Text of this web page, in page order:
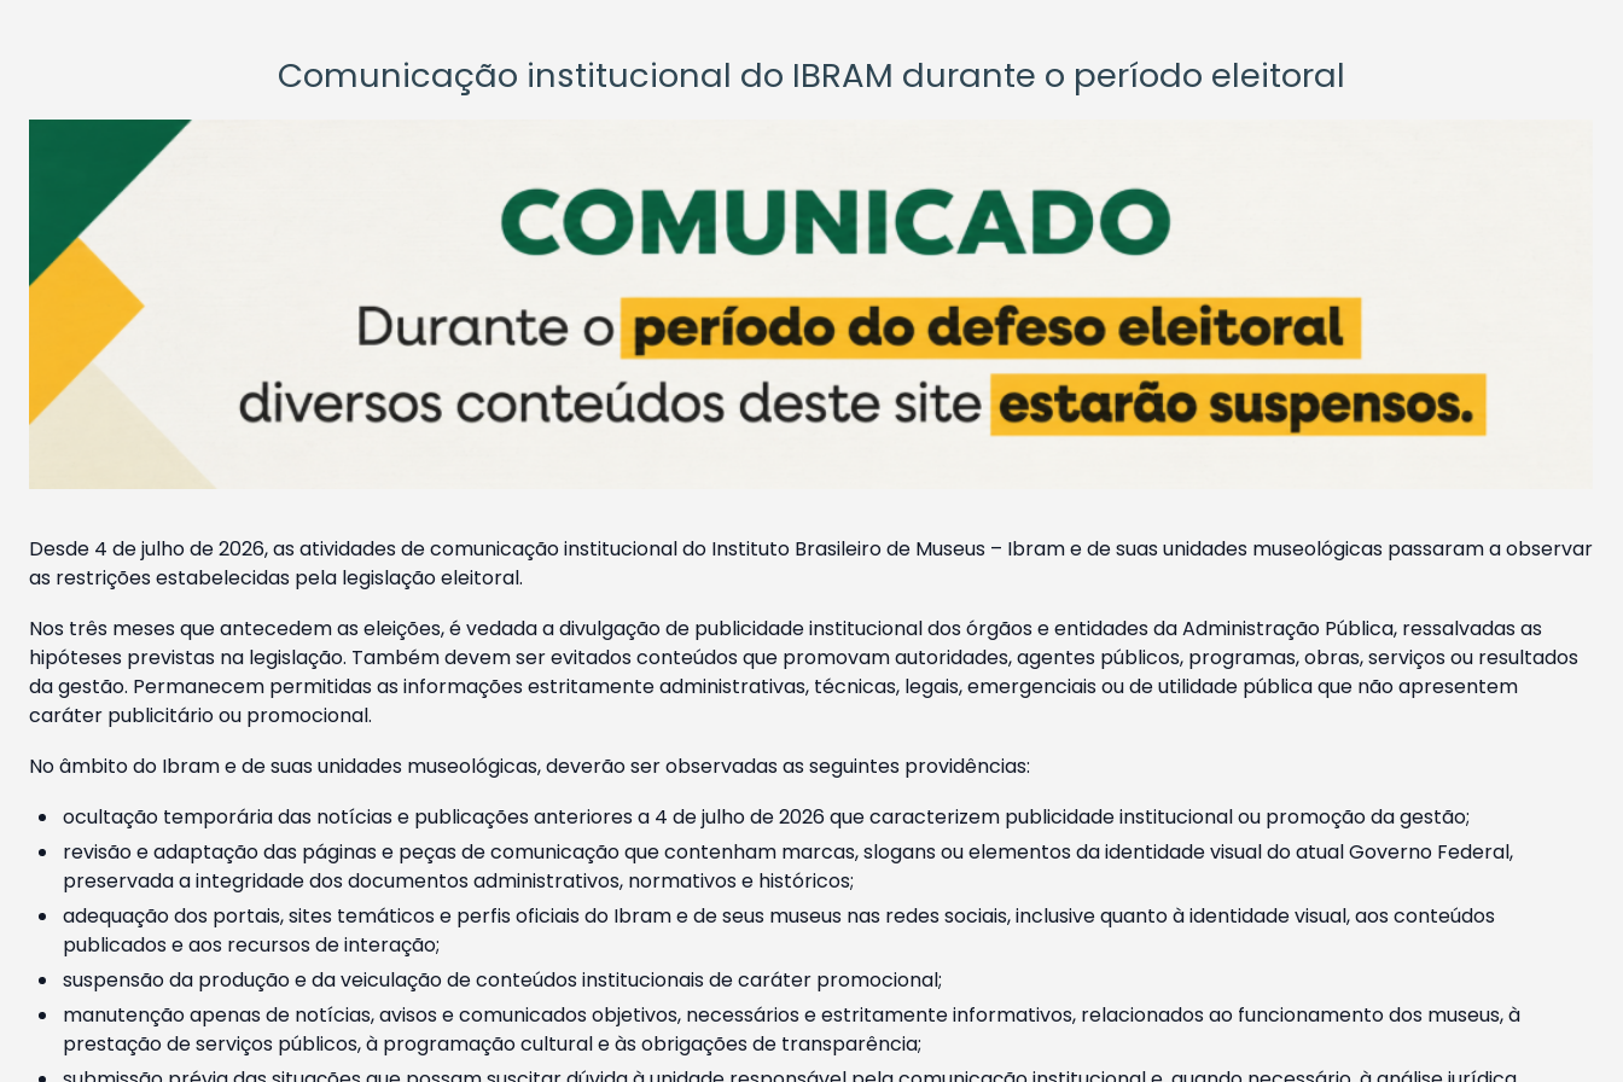
Comunicação institucional do IBRAM durante o período eleitoral
Desde 4 de julho de 2026, as atividades de comunicação institucional do Instituto Brasileiro de Museus – Ibram e de suas unidades museológicas passaram a observar
as restrições estabelecidas pela legislação eleitoral.
Nos três meses que antecedem as eleições, é vedada a divulgação de publicidade institucional dos órgãos e entidades da Administração Pública, ressalvadas as
hipóteses previstas na legislação. Também devem ser evitados conteúdos que promovam autoridades, agentes públicos, programas, obras, serviços ou resultados
da gestão. Permanecem permitidas as informações estritamente administrativas, técnicas, legais, emergenciais ou de utilidade pública que não apresentem
caráter publicitário ou promocional.
No âmbito do Ibram e de suas unidades museológicas, deverão ser observadas as seguintes providências:
ocultação temporária das notícias e publicações anteriores a 4 de julho de 2026 que caracterizem publicidade institucional ou promoção da gestão;
revisão e adaptação das páginas e peças de comunicação que contenham marcas, slogans ou elementos da identidade visual do atual Governo Federal,
preservada a integridade dos documentos administrativos, normativos e históricos;
adequação dos portais, sites temáticos e perfis oficiais do Ibram e de seus museus nas redes sociais, inclusive quanto à identidade visual, aos conteúdos
publicados e aos recursos de interação;
suspensão da produção e da veiculação de conteúdos institucionais de caráter promocional;
manutenção apenas de notícias, avisos e comunicados objetivos, necessários e estritamente informativos, relacionados ao funcionamento dos museus, à
prestação de serviços públicos, à programação cultural e às obrigações de transparência;